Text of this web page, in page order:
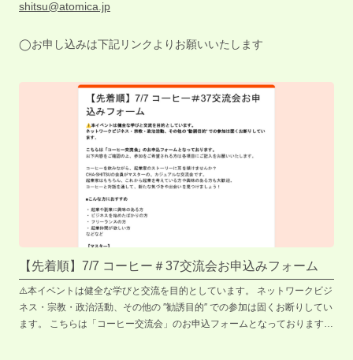
shitsu@atomica.jp
◯お申し込みは下記リンクよりお願いいたします
【先着順】7/7 コーヒー＃37交流会お申込みフォーム
⚠️本イベントは健全な学びと交流を目的としています。 ネットワークビジ
ネス・宗教・政治活動、その他の ″勧誘目的″ での参加は固くお断りしてい
ます。 こちらは「コーヒー交流会」のお申込フォームとなっております。